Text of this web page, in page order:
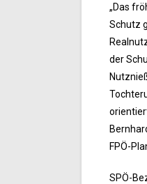
„Das
Schutz
der
FPÖ-
SPÖ-